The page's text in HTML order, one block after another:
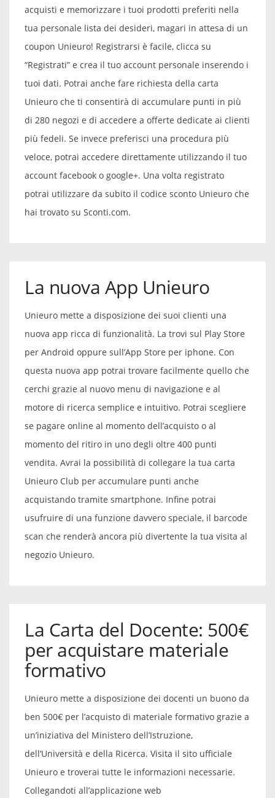
acquisti e memorizzare i tuoi prodotti preferiti nella
tua personale lista dei desideri, magari in attesa di un
coupon Unieuro! Registrarsi è facile, clicca su
“Registrati” e crea il tuo account personale inserendo i
tuoi dati. Potrai anche fare richiesta della carta
Unieuro che ti consentirà di accumulare punti in più
di 280 negozi e di accedere a offerte dedicate ai clienti
più fedeli. Se invece preferisci una procedura più
veloce, potrai accedere direttamente utilizzando il tuo
account facebook o google+. Una volta registrato
potrai utilizzare da subito il codice sconto Unieuro che
hai trovato su Sconti.com.
La nuova App Unieuro
Unieuro mette a disposizione dei suoi clienti una
nuova app ricca di funzionalità. La trovi sul Play Store
per Android oppure sull’App Store per iphone. Con
questa nuova app potrai trovare facilmente quello che
cerchi grazie al nuovo menu di navigazione e al
motore di ricerca semplice e intuitivo. Potrai scegliere
se pagare online al momento dell’acquisto o al
momento del ritiro in uno degli oltre 400 punti
vendita. Avrai la possibilità di collegare la tua carta
Unieuro Club per accumulare punti anche
acquistando tramite smartphone. Infine potrai
usufruire di una funzione davvero speciale, il barcode
scan che renderà ancora più divertente la tua visita al
negozio Unieuro.
La Carta del Docente: 500€
per acquistare materiale
formativo
Unieuro mette a disposizione dei docenti un buono da
ben 500€ per l’acquisto di materiale formativo grazie a
un’iniziativa del Ministero dell’Istruzione,
dell’Università e della Ricerca. Visita il sito ufficiale
Unieuro e troverai tutte le informazioni necessarie.
Collegandoti all’applicazione web